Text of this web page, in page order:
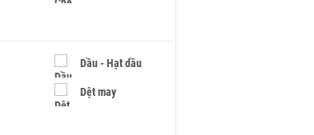
Dầu - Hạt dầu
Dệt may